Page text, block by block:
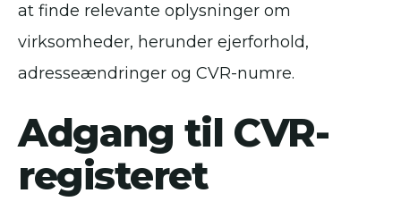
at finde relevante oplysninger om
virksomheder, herunder ejerforhold,
adresseændringer og CVR-numre.
Adgang til CVR-
registeret